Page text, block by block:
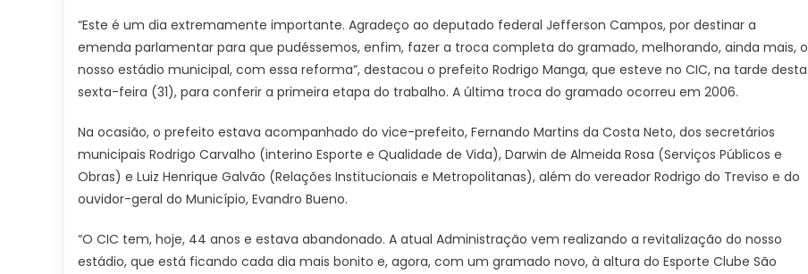
completa
do
gramado
do
–
Agência
de
“Este é um dia extremamente importante. Agradeço ao deputado federal Jefferson Campos, por destinar a
emenda parlamentar para que pudéssemos, enfim, fazer a troca completa do gramado, melhorando, ainda mais, o
nosso estádio municipal, com essa reforma”, destacou o prefeito Rodrigo Manga, que esteve no CIC, na tarde desta
sexta-feira (31), para conferir a primeira etapa do trabalho. A última troca do gramado ocorreu em 2006.
Na ocasião, o prefeito estava acompanhado do vice-prefeito, Fernando Martins da Costa Neto, dos secretários
municipais Rodrigo Carvalho (interino Esporte e Qualidade de Vida), Darwin de Almeida Rosa (Serviços Públicos e
Obras) e Luiz Henrique Galvão (Relações Institucionais e Metropolitanas), além do vereador Rodrigo do Treviso e do
ouvidor-geral do Município, Evandro Bueno.
“O CIC tem, hoje, 44 anos e estava abandonado. A atual Administração vem realizando a revitalização do nosso
estádio, que está ficando cada dia mais bonito e, agora, com um gramado novo, à altura do Esporte Clube São